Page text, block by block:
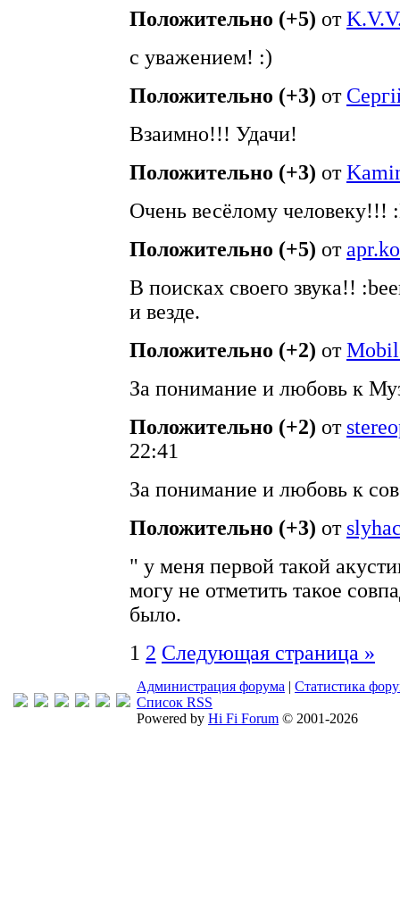
Положительно (+5) от
с уважением! :)
Положительно (+3) от
Взаимно!!! Удачи!
Положительно (+3) от
Очень весёлому
Положительно (+5) от
В поисках своего звука!!
и везде.
Положительно (+2) от
За понимание и любовь к
Положительно (+2) от
22:41
За понимание и любовь к
Положительно (+3) от
" у меня первой такой
могу не отметить такое
было.
1 2 Следующая страница »
Администрация форума | Статистика
Список RSS
Powered by Hi Fi Forum © 2001-2026